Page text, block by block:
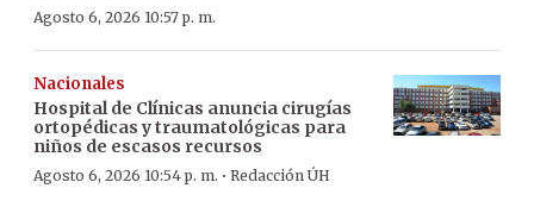
Agosto 6, 2026 10:57 p. m.
Nacionales
Hospital de Clínicas anuncia cirugías
ortopédicas y traumatológicas para
niños de escasos recursos
Agosto 6, 2026 10:54 p. m. · Redacción ÚH